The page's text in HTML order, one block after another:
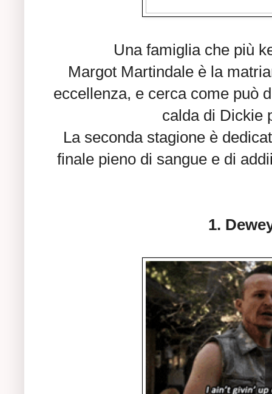
Una famiglia che più
Margot Martindale è la
eccellenza, e cerca come può
calda di Dickie
La seconda stagione è
finale pieno di sangue e di
1.